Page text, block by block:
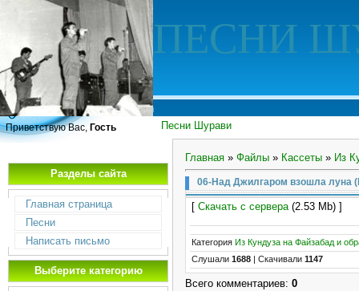
ПЕСНИ
Песни Шурави
Приветствую Вас, Гость
Разделы сайта
Главная страница
Песни
Написать письмо
Выберите категорию
Главная » Файлы » Кассеты » Из
06-Над Джилгаром взошла луна
[ Скачать с сервера(2.53 Mb) ]
Категория Из Кундуза на Файзабад и
Слушали 1688 Скачивали 1147
Всего комментариев: 0